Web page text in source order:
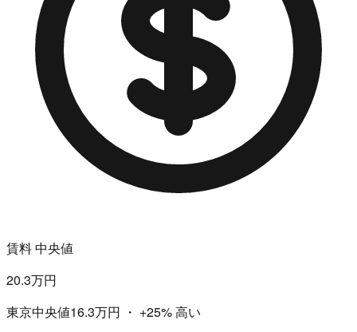
賃料 中央値
20.3万円
東京中央値16.3万円 ・ +25%高い